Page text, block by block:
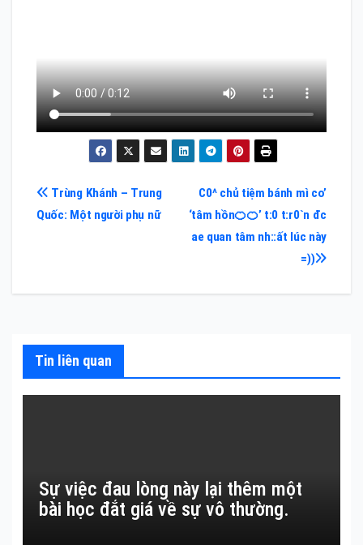
Điều
hướng
viết
C0^ chủ tiệm bánh mì co’
‘tâm hồn🍊🍊’ t:0 t:r0`n đc
ae quan tâm nh::ất lúc này
=))
Trùng Khánh – Trung
Quốc: Một người phụ nữ
Tin liên quan
Sự việc đau lòng này lại thêm một
bài học đắt giá về sự vô thường.